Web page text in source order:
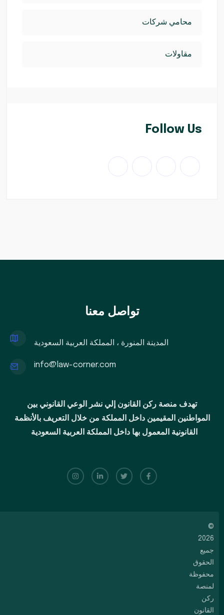
محامي شركات
مقاولات
Follow Us
تواصل معنا
المدينة المنورة ، المملكة العربية السعودية
info@law-corner.com
تهدف منصة ركن القانون إلي نشر الوعي القانوني بين
المواطنين المقيمين داخل المملكة من خلال التعريف بالأنظمة
القانونية المعمول بها داخل المملكة العربية السعودية
©
2026
جميع
الحقوق
محفوظة
لمنصة
ركن
القانون